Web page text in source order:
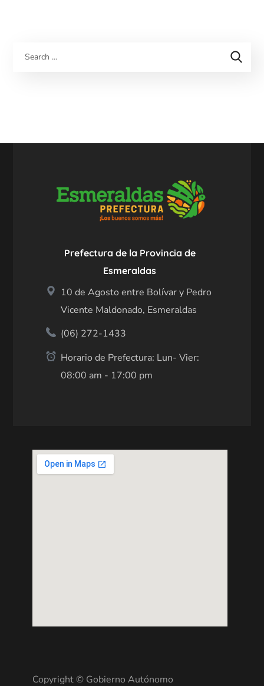
Prefectura de la Provincia de
Esmeraldas
10 de Agosto entre Bolívar y Pedro
Vicente Maldonado, Esmeraldas
(06) 272-1433
Horario de Prefectura: Lun- Vier:
08:00 am - 17:00 pm
Copyright © Gobierno Autónomo